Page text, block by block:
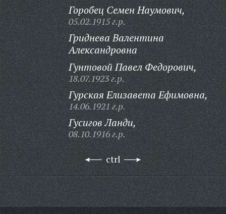
Горобец Семен Наумович,
05.02.1915 г.р.
Гриднева Валентина
Александровна
Гунтовой Павел Федорович,
18.07.1923 г.р.
Гурская Елизавета Ефимовна,
14.06.1921 г.р.
Гусигов Ланди,
08.10.1916 г.р.
ctrl